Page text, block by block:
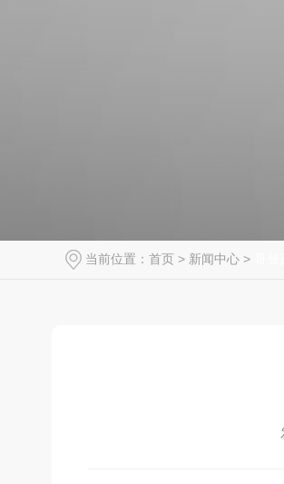
当前位置： 首页 > 新闻中心 >